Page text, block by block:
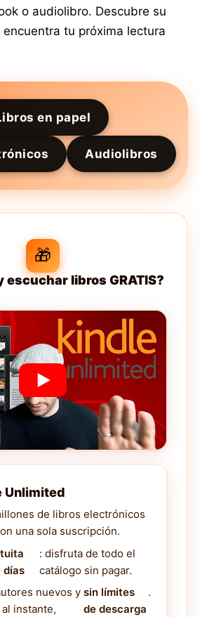
o audiolibro. Descubre su
tu próxima lectura
en papel
Audiolibros
🎁
escuchar libros GRATIS?
Unlimited
de libros electrónicos
una sola suscripción.
días
: disfruta de todo el
catálogo sin pagar.
nuevos y
instante,
sin límites
de descarga
.